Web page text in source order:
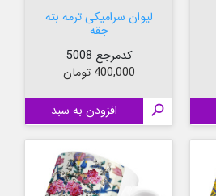
لیوان سرامیکی ترمه بته
جقه
کدمرجع 5008
قیمت
400,000 تومان
 افزودن به سبد